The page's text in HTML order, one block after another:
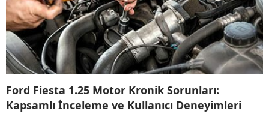
Ford Fiesta 1.25 Motor Kronik Sorunları:
Kapsamlı İnceleme ve Kullanıcı Deneyimleri